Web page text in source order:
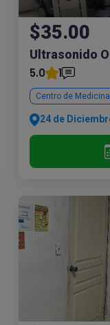
$35.00
Ultrasonido
5.0
1
Centro de
24 de